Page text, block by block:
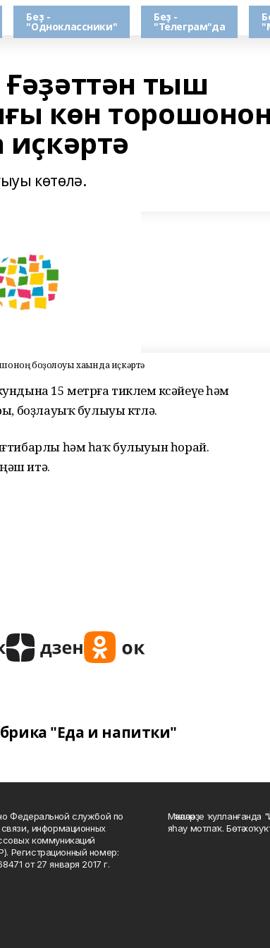
Беҙ -
"Одноклассники"
Беҙ -
"Телеграм"да
тыш
көн
көтөлә.
боҙолоуы хаҡында иҫкәртә
15 метрға тиклем көсәйеүе һәм
булыуы көтөлә.
һәм һаҡ булыуын һорай.
итә.
"Еда и напитки"
Федеральной службой по
информационных
коммуникаций
Регистрационный номер:
от 27 января 2017 г.
Мәҡәләләрҙе
яһау мотлаҡ. Бөтә